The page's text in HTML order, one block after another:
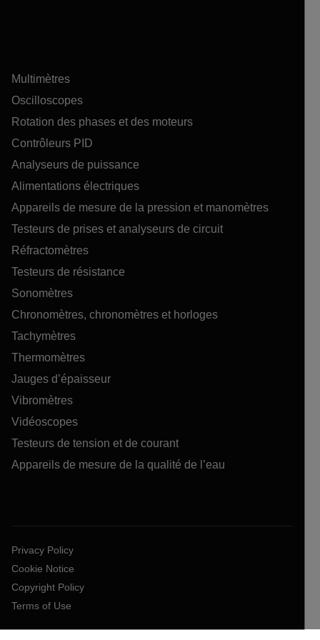
Multimètres
Oscilloscopes
Rotation des phases et des moteurs
Contrôleurs PID
Analyseurs de puissance
Alimentations électriques
Appareils de mesure de la pression et manomètres
Testeurs de prises et analyseurs de circuit
Réfractomètres
Testeurs de résistance
Sonomètres
Chronomètres, chronomètres et horloges
Tachymètres
Thermomètres
Jauges d’épaisseur
Vibromètres
Vidéoscopes
Testeurs de tension et de courant
Appareils de mesure de la qualité de l’eau
Privacy Policy
Cookie Notice
Copyright Policy
Terms of Use